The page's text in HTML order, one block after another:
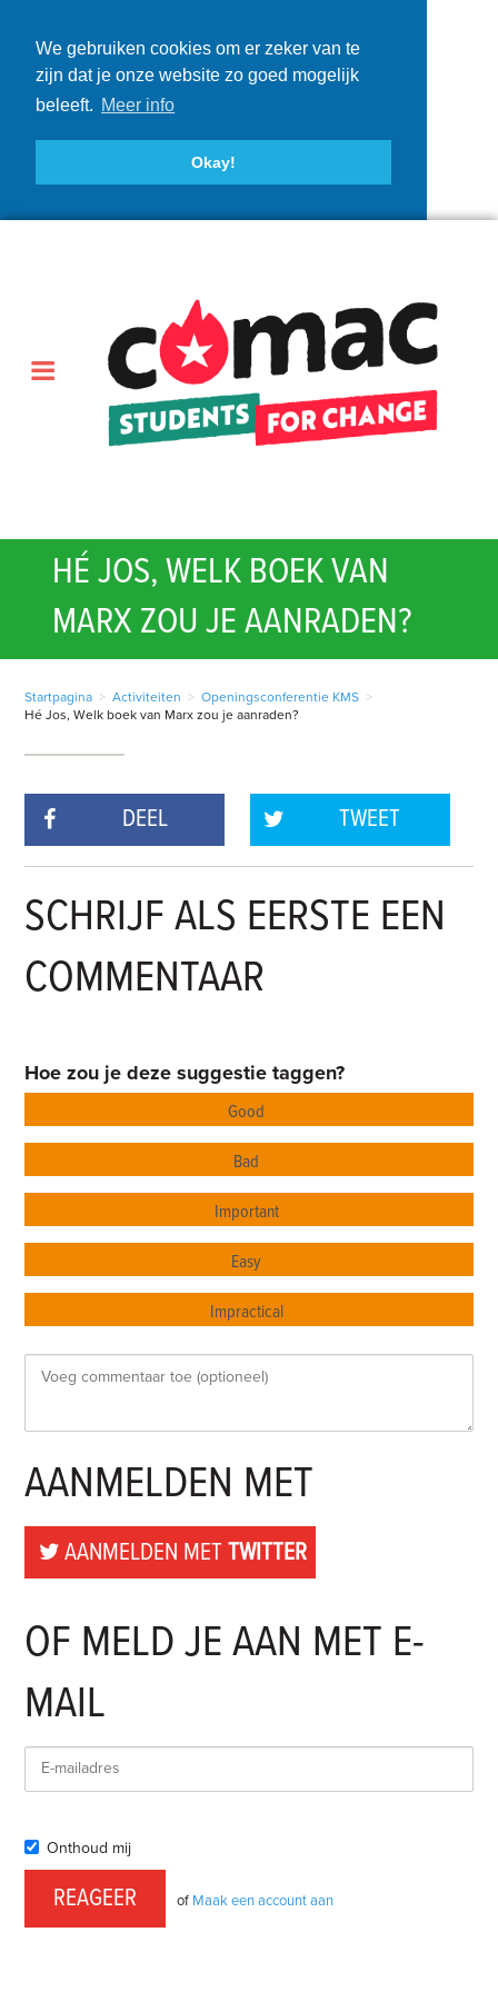
We gebruiken cookies om er zeker van te
zijn dat je onze website zo goed mogelijk
beleeft. Meer info
Okay!
HÉ JOS, WELK BOEK VAN
MARX ZOU JE AANRADEN?
Startpagina > Activiteiten > Openingsconferentie KMS >
Hé Jos, Welk boek van Marx zou je aanraden?
DEEL TWEET
SCHRIJF ALS EERSTE EEN
COMMENTAAR
Hoe zou je deze suggestie taggen?
Good
Bad
Important
Easy
Impractical
AANMELDEN MET
AANMELDEN METTWITTER
OF MELD JE AAN MET E-
MAIL
Onthoud mij
of Maak een account aan